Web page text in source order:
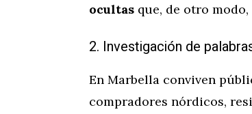
ocultas que, de otro
2. Investigación de
En Marbella conviven
compradores nórdicos,